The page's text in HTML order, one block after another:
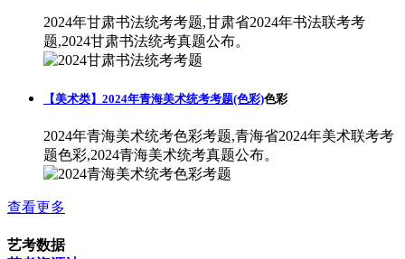
2024年甘肃书法统考考题,甘肃省2024年书法联考考
题,2024甘肃书法统考真题公布。
【美术类】2024年青海美术统考考题(色彩)色彩
2024年青海美术统考色彩考题,青海省2024年美术联考考
题色彩,2024青海美术统考真题公布。
查看更多
艺考数据